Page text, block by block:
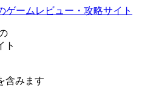
ト
含みます